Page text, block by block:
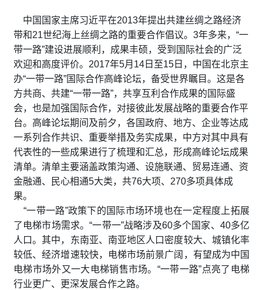
中国国家主席习近平在2013年提出共建丝绸之路经济
带和21世纪海上丝绸之路的重要合作倡议。3年多来，“一
带一路”建设进展顺利，成果丰硕，受到国际社会的广泛
欢迎和高度评价。2017年5月14日至15日，中国在北京主
办“一带一路”国际合作高峰论坛，备受世界瞩目。这是各
方共商、共建“一带一路”，共享互利合作成果的国际盛
会，也是加强国际合作，对接彼此发展战略的重要合作平
台。高峰论坛期间及前夕，各国政府、地方、企业等达成
一系列合作共识、重要举措及务实成果，中方对其中具有
代表性的一些成果进行了梳理和汇总，形成高峰论坛成果
清单。清单主要涵盖政策沟通、设施联通、贸易连通、资
金融通、民心相通5大类，共76大项、270多项具体成
果。
“一带一路”政策下的国际市场环境也在一定程度上拓展
了电梯市场需求。“一带一”战略涉及60多个国家、40多亿
人口。其中，东南亚、南亚地区人口密度较大、城镇化率
较低、经济增速较快，电梯市场前景广阔，有望成为中国
电梯市场外又一大电梯销售市场。“一带一路”点亮了电梯
行业更广、更深发展合作之路。